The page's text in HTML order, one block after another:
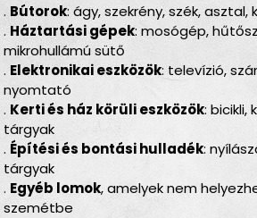
. Bútorok: ágy, szekrény, szék, asztal,
. Háztartási gépek: mosógép,
mikrohullámú sütő
. Elektronikai eszközök: televízió,
nyomtató
. Kerti és ház körüli eszközök: bicikli,
tárgyak
. Építési és bontási hulladék:
tárgyak
. Egyéb lomok, amelyek nem
szemétbe